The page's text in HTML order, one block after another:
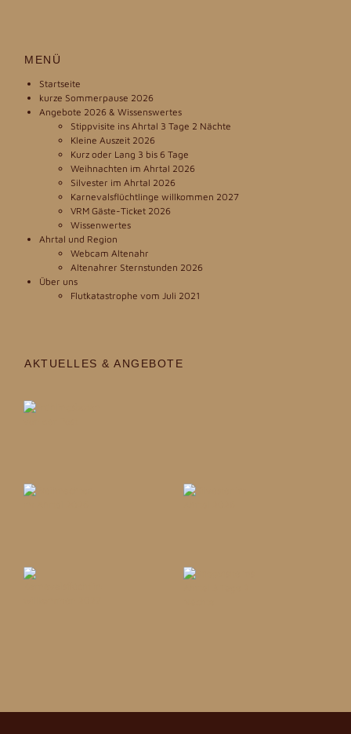
MENÜ
Startseite
kurze Sommerpause 2026
Angebote 2026 & Wissenswertes
Stippvisite ins Ahrtal 3 Tage 2 Nächte
Kleine Auszeit 2026
Kurz oder Lang 3 bis 6 Tage
Weihnachten im Ahrtal 2026
Silvester im Ahrtal 2026
Karnevalsflüchtlinge willkommen 2027
VRM Gäste-Ticket 2026
Wissenwertes
Ahrtal und Region
Webcam Altenahr
Altenahrer Sternstunden 2026
Über uns
Flutkatastrophe vom Juli 2021
AKTUELLES & ANGEBOTE